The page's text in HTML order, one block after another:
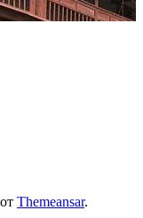
от Themeansar.